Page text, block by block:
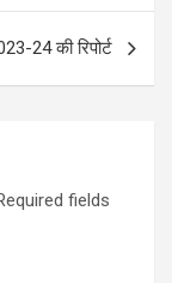
24 की रिपोर्ट
fields